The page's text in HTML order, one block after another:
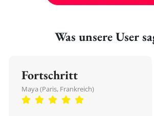
Was unsere User
Fortschritt
Maya (Paris, Frankreich)